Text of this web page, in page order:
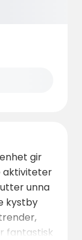
gir
aktiviteter
unna
kystby
fantastisk